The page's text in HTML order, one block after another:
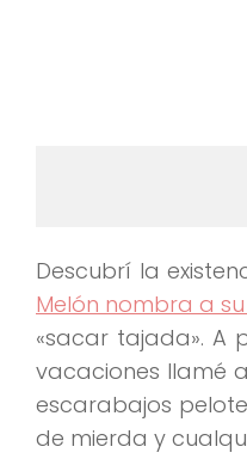
Descubrí la
Melón nombra a
«sacar tajada». A
vacaciones llamé
escarabajos
de mierda y